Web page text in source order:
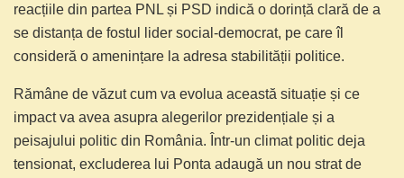
reacțiile din partea PNL și PSD indică o dorință clară de a
se distanța de fostul lider social-democrat, pe care îl
consideră o amenințare la adresa stabilității politice.
Rămâne de văzut cum va evolua această situație și ce
impact va avea asupra alegerilor prezidențiale și a
peisajului politic din România. Într-un climat politic deja
tensionat, excluderea lui Ponta adaugă un nou strat de